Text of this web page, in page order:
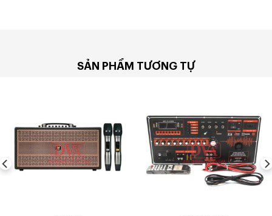
SẢN PHẨM TƯƠNG TỰ